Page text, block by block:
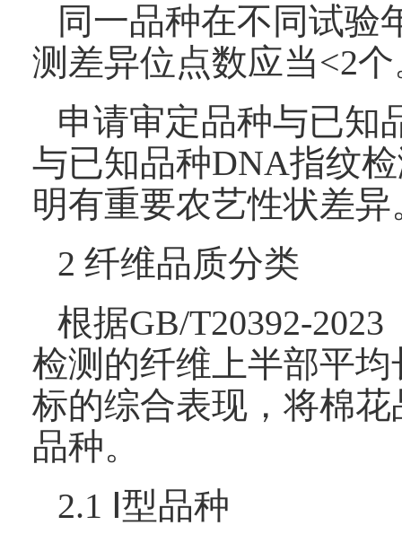
同一品种在不同试验
测差异位点数应当<2
申请审定品种与已知
与已知品种DNA指纹
明有重要农艺性状差异
2 纤维品质分类
根据GB/T20392-
检测的纤维上半部平
标的综合表现，将棉
品种。
2.1 Ⅰ型品种